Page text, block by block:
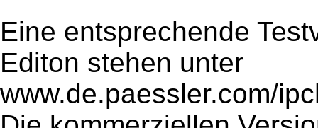
Eine entsprechende
Editon stehen unter
www.de.paessler.com/